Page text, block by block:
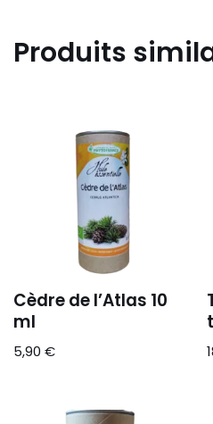
Produits
Cèdre de l’Atlas 10
ml
5,90 €